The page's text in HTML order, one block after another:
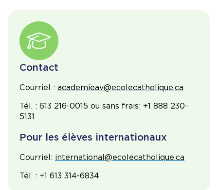
Contact
Courriel : academieav@ecolecatholique.ca
Tél. : 613 216-0015 ou sans frais: +1 888 230-
5131
Pour les élèves internationaux
Courriel: international@ecolecatholique.ca
Tél. : +1 613 314-6834